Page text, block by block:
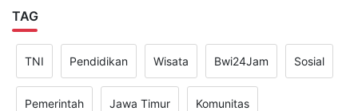
TAG
TNI Pendidikan Wisata Bwi24Jam Sosial
Pemerintah Jawa Timur Komunitas